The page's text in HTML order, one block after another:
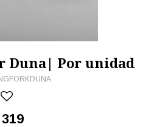
Duna| Por unidad
319